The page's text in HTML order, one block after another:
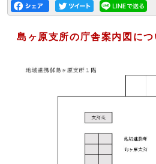
島ヶ原支所の庁舎案内図につ